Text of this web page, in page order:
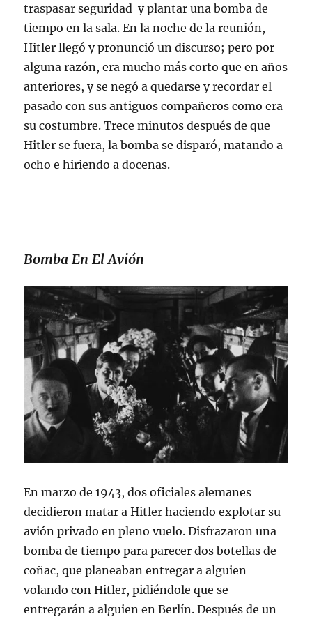
traspasar seguridad y plantar una bomba de
tiempo en la sala. En la noche de la reunión,
Hitler llegó y pronunció un discurso; pero por
alguna razón, era mucho más corto que en años
anteriores, y se negó a quedarse y recordar el
pasado con sus antiguos compañeros como era
su costumbre. Trece minutos después de que
Hitler se fuera, la bomba se disparó, matando a
ocho e hiriendo a docenas.
Bomba En El Avión
En marzo de 1943, dos oficiales alemanes
decidieron matar a Hitler haciendo explotar su
avión privado en pleno vuelo. Disfrazaron una
bomba de tiempo para parecer dos botellas de
coñac, que planeaban entregar a alguien
volando con Hitler, pidiéndole que se
entregarán a alguien en Berlín. Después de un